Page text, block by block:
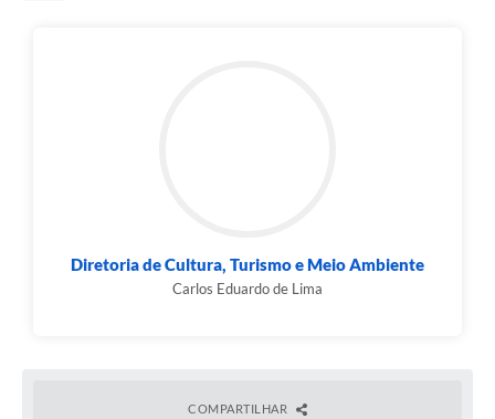
Diretoria de Cultura, Turismo e Meio Ambiente
Carlos Eduardo de Lima
COMPARTILHAR